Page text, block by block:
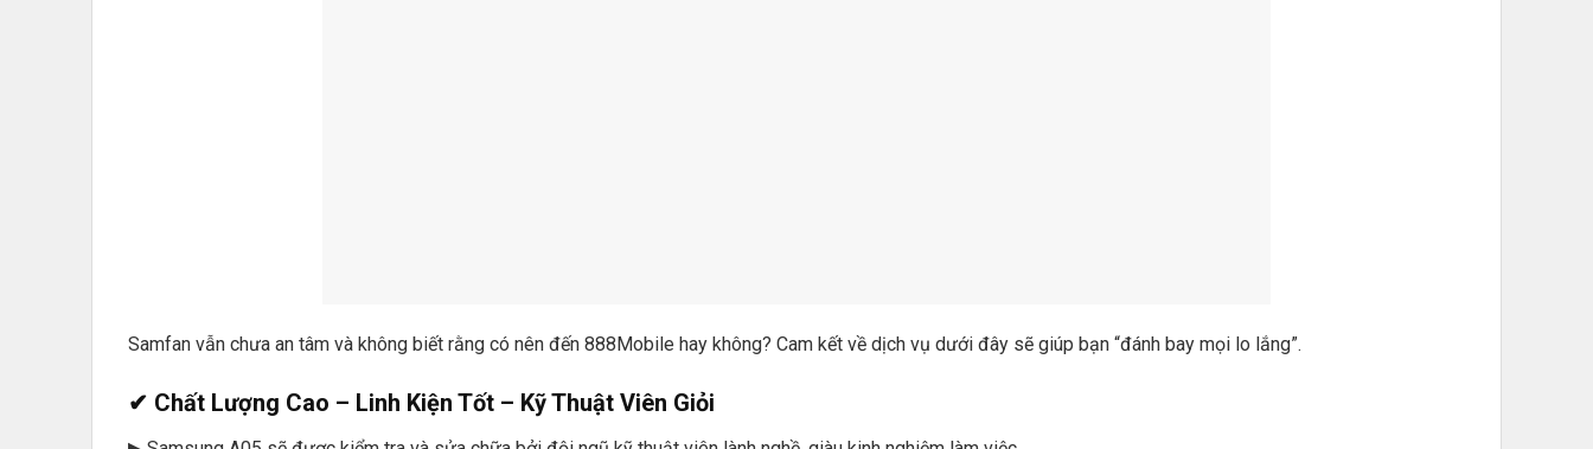
Samfan vẫn chưa an tâm và không biết rằng có nên đến 888Mobile hay không? Cam kết về dịch vụ dưới đây sẽ giúp bạn “đánh bay mọi lo lắng”.
✔ Chất Lượng Cao – Linh Kiện Tốt – Kỹ Thuật Viên Giỏi